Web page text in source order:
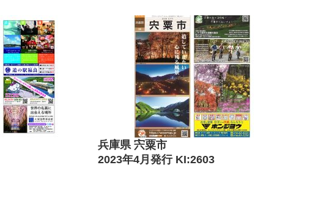
兵庫県 宍粟市
2023年4月発行 KI:2603